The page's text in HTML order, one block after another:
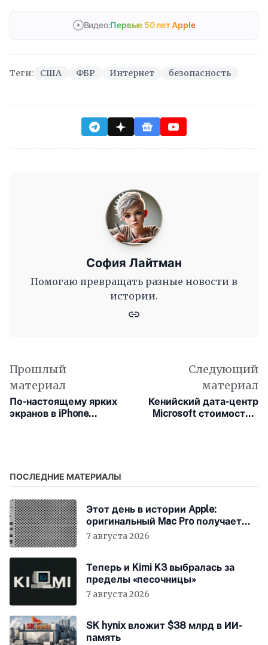
Видео:Первые 50 лет Apple
Теги: США ФБР Интернет безопасность
София Лайтман
Помогаю превращать разные новости в
истории.
Прошлый
материал
По-настоящему ярких
экранов в iPhone
матриц
Следующий
материал
Кенийский дата-центр
Microsoft стоимостью
ПОСЛЕДНИЕ МАТЕРИАЛЫ
Этот день в истории Apple:
оригинальный Mac Pro получает
мощный процессор Intel
7 августа 2026
Теперь и Kimi K3 выбралась за
пределы «песочницы»
7 августа 2026
SK hynix вложит $38 млрд в ИИ-
память